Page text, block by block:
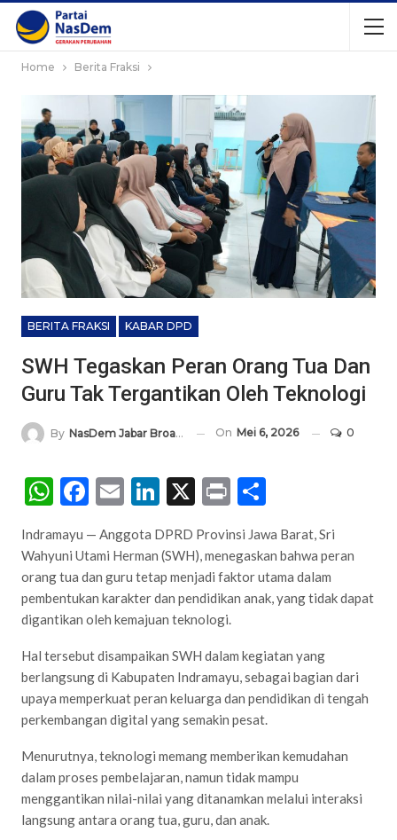
Home Berita Fraksi
BERITA FRAKSI KABAR DPD
SWH Tegaskan Peran Orang Tua Dan
Guru Tak Tergantikan Oleh Teknologi
By NasDem Jabar Broadcasting Network On Mei 6, 2026 0
WhatsApp
Facebook
EmailLinkedIn
X Print
Indramayu — Anggota DPRD Provinsi Jawa Barat, Sri
Wahyuni Utami Herman (SWH), menegaskan bahwa peran
orang tua dan guru tetap menjadi faktor utama dalam
pembentukan karakter dan pendidikan anak, yang tidak dapat
digantikan oleh kemajuan teknologi.
Hal tersebut disampaikan SWH dalam kegiatan yang
berlangsung di Kabupaten Indramayu, sebagai bagian dari
upaya memperkuat peran keluarga dan pendidikan di tengah
perkembangan digital yang semakin pesat.
Menurutnya, teknologi memang memberikan kemudahan
dalam proses pembelajaran, namun tidak mampu
menggantikan nilai-nilai yang ditanamkan melalui interaksi
langsung antara orang tua, guru, dan anak.